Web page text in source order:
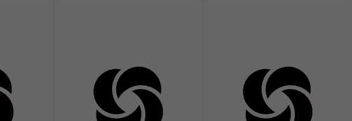
ЗАПИТАННЯ СЕРВІСНИЙ ЦЕНТР